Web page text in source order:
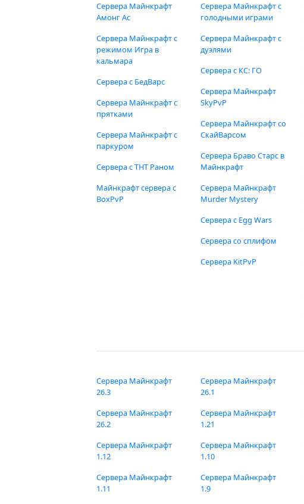
Сервера Майнкрафт
Амонг Ас
Сервера Майнкрафт с
режимом Игра в
кальмара
Сервера с БедВарс
Сервера Майнкрафт с
прятками
Сервера Майнкрафт с
паркуром
Сервера с ТНТ Раном
Майнкрафт сервера с
BoxPvP
Сервера Майнкрафт с
голодными играми
Сервера Майнкрафт с
дуэлями
Сервера с КС: ГО
Сервера Майнкрафт
SkyPvP
Сервера Майнкрафт со
СкайВарсом
Сервера Браво Старс в
Майнкрафт
Сервера Майнкрафт
Murder Mystery
Сервера с Egg Wars
Сервера со сплифом
Сервера KitPvP
Сервера Майнкрафт
26.3
Сервера Майнкрафт
26.2
Сервера Майнкрафт
26.1
Сервера Майнкрафт
1.21
Сервера Майнкрафт
1.12
Сервера Майнкрафт
1.11
Сервера Майнкрафт
1.10
Сервера Майнкрафт
1.9